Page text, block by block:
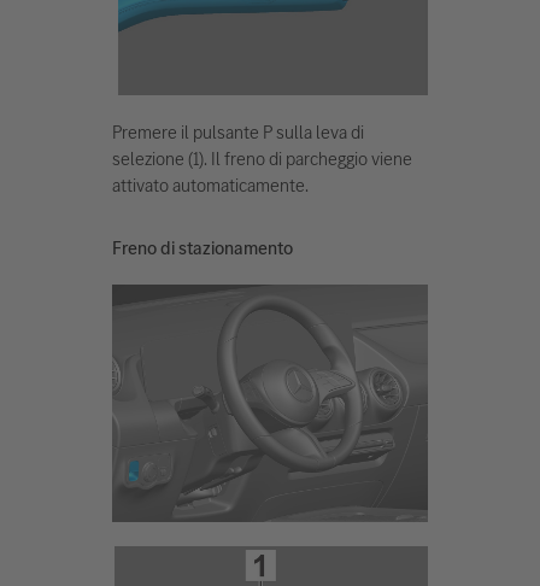
Premere il pulsante P sulla leva di
selezione (1). Il freno di parcheggio viene
attivato automaticamente.
Freno di stazionamento